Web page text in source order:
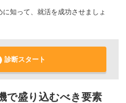
知って、就活を成功させましょ
診断スタート
で盛り込むべき要素